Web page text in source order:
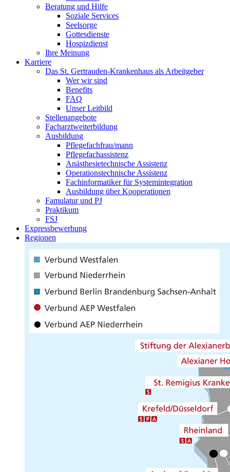
Beratung und Hilfe
Soziale Services
Seelsorge
Gottesdienste
Hospizdienst
Ihre Meinung
Karriere
Das St. Gertrauden-Krankenhaus als Arbeitgeber
Wer wir sind
Benefits
FAQ
Unser Leitbild
Stellenangebote
Facharztweiterbildung
Ausbildung
Pflegefachfrau/mann
Pflegefachassistenz
Anästhesietechnische Assistenz
Operationstechnische Assistenz
Fachinformatiker für Systemintegration
Ausbildung über Kooperationen
Famulatur und PJ
Praktikum
FSJ
Expressbewerbung
Regionen